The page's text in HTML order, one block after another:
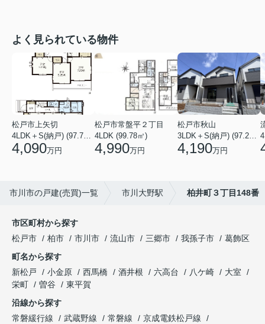
よく見られている物件
松戸市上矢切
4LDK＋S(納戸) (97.71㎡)
4,090万円
松戸市常盤平２丁目
4LDK (99.78㎡)
4,990万円
松戸市秋山
3LDK＋S(納戸) (97.29㎡)
4,190万円
市川市の戸建(売買)一覧 市川大野駅 柏井町３丁目148番
市区町村から探す
松戸市
柏市 市川市 流山市 三郷市 我孫子市
葛飾区
町名から探す
新松戸
小金原 西馬橋 酒井根 六高台 八ケ崎
大室
栄町
曽谷
東平賀
沿線から探す
常磐緩行線
武蔵野線 常磐線
京成電鉄松戸線